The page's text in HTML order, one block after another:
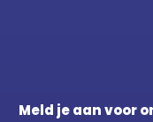
Meld je aan voor